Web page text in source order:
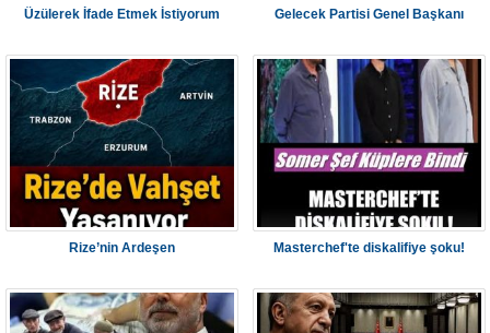
Üzülerek İfade Etmek İstiyorum Gelecek Partisi Genel Başkanı
Rize’nin Ardeşen Masterchef'te diskalifiye şoku!